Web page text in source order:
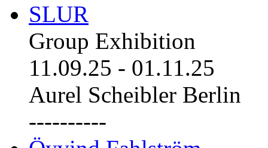
SLUR
Group Exhibition
11.09.25 - 01.11.25
Aurel Scheibler Berlin
----------